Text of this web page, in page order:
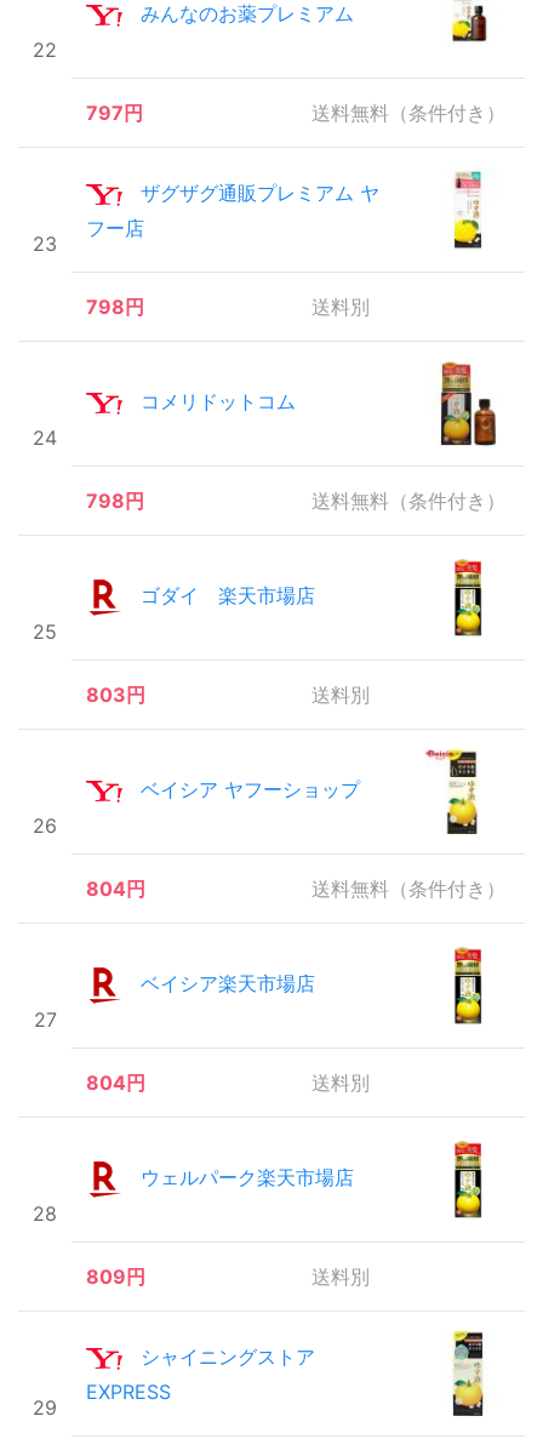
22
みんなのお薬プレミアム
797円 送料無料（条件付き）
23
ザグザグ通販プレミアム ヤ
フー店
798円 送料別
24
コメリドットコム
798円 送料無料（条件付き）
25
ゴダイ 楽天市場店
803円 送料別
26
ベイシア ヤフーショップ
804円 送料無料（条件付き）
27
ベイシア楽天市場店
804円 送料別
28
ウェルパーク楽天市場店
809円 送料別
29
シャイニングストア
EXPRESS